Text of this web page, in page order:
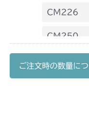
本体
CM226
本体
CM250
本体
ご注文時の数量に